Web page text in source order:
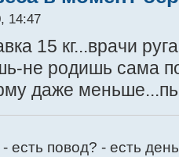
14:47
15 кг...врачи
не родишь сама
даже
есть повод? - есть